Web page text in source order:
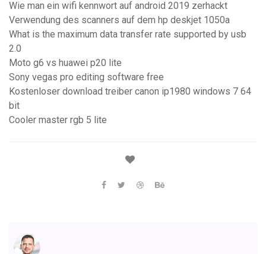
Wie man ein wifi kennwort auf android 2019 zerhackt
Verwendung des scanners auf dem hp deskjet 1050a
What is the maximum data transfer rate supported by usb
2.0
Moto g6 vs huawei p20 lite
Sony vegas pro editing software free
Kostenloser download treiber canon ip1980 windows 7 64
bit
Cooler master rgb 5 lite